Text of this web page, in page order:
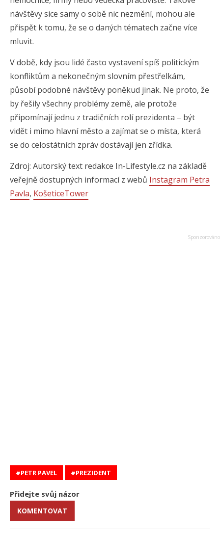
návštěvy sice samy o sobě nic nezmění, mohou ale
přispět k tomu, že se o daných tématech začne více
mluvit.
V době, kdy jsou lidé často vystavení spíš politickým
konfliktům a nekonečným slovním přestřelkám,
působí podobné návštěvy poněkud jinak. Ne proto, že
by řešily všechny problémy země, ale protože
připomínají jednu z tradičních rolí prezidenta – být
vidět i mimo hlavní město a zajímat se o místa, která
se do celostátních zpráv dostávají jen zřídka.
Zdroj: Autorský text redakce In-Lifestyle.cz na základě
veřejně dostupných informací z webů Instagram Petra
Pavla, KošeticeTower
PETR PAVEL PREZIDENT
Přidejte svůj názor
KOMENTOVAT